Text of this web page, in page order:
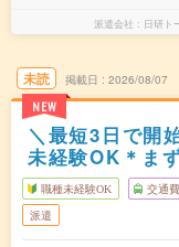
派遣会社 日研ト
未読
NEW
掲載日 2026/08/07
＼最短3日で開
未経験OK＊ま
職種未経験OK 交通
派遣